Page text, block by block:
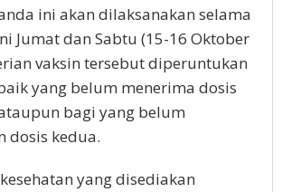
ini akan dilaksanakan selama
Jumat dan Sabtu (15-16 Oktober
vaksin tersebut diperuntukan
yang belum menerima dosis
bagi yang belum
dosis kedua.
yang disediakan